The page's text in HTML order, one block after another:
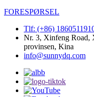
FORESPØRSEL
Tlf: (+86)
Nr. 3, Xinfeng Road,
provinsen, Kina
info@sunnydq.com